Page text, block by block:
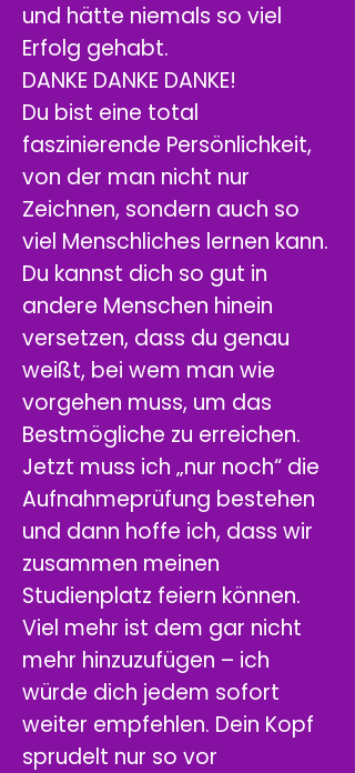
und hätte niemals so viel
Erfolg gehabt.
DANKE DANKE DANKE!
Du bist eine total
faszinierende Persönlichkeit,
von der man nicht nur
Zeichnen, sondern auch so
viel Menschliches lernen kann.
Du kannst dich so gut in
andere Menschen hinein
versetzen, dass du genau
weißt, bei wem man wie
vorgehen muss, um das
Bestmögliche zu erreichen.
Jetzt muss ich „nur noch“ die
Aufnahmeprüfung bestehen
und dann hoffe ich, dass wir
zusammen meinen
Studienplatz feiern können.
Viel mehr ist dem gar nicht
mehr hinzuzufügen – ich
würde dich jedem sofort
weiter empfehlen. Dein Kopf
sprudelt nur so vor